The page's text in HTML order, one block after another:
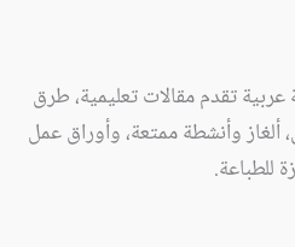
تقدم مقالات تعليمية، طرق
وأنشطة ممتعة، وأوراق عمل
للطباعة.